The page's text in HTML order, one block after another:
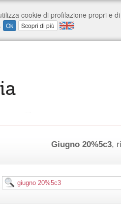
Giugno 20%5c3,